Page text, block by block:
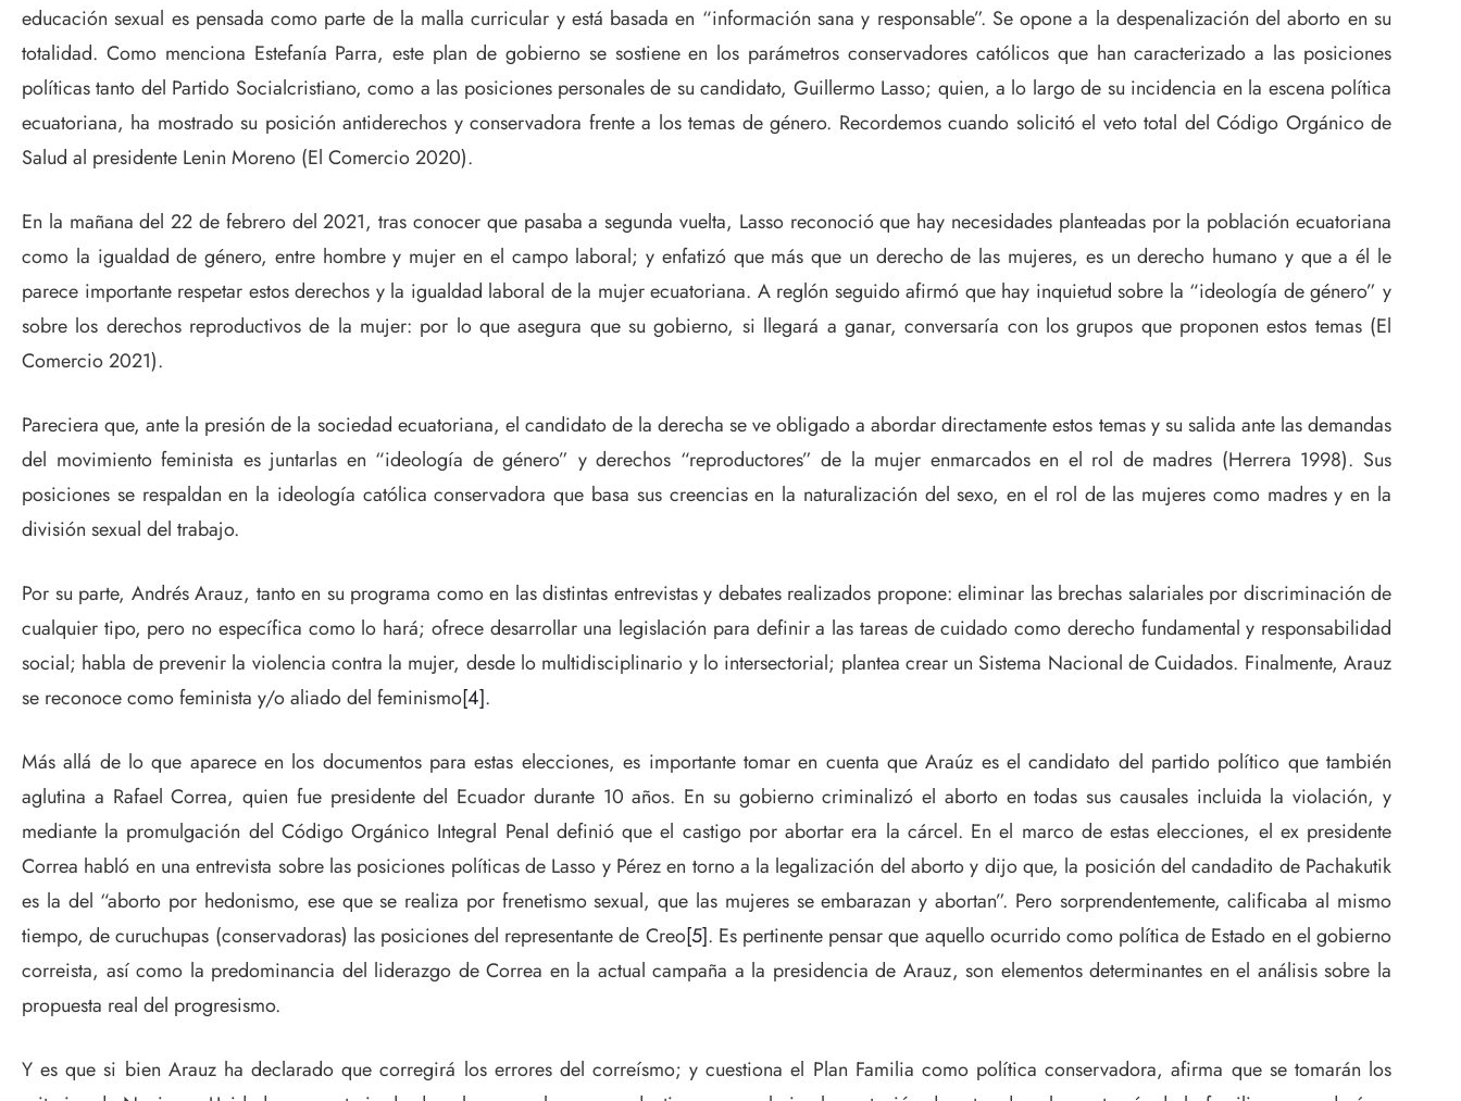
educación sexual es pensada como parte de la malla curricular y está basada en “información sana y responsable”. Se opone a la despenalización del aborto en su
totalidad. Como menciona Estefanía Parra, este plan de gobierno se sostiene en los parámetros conservadores católicos que han caracterizado a las posiciones
políticas tanto del Partido Socialcristiano, como a las posiciones personales de su candidato, Guillermo Lasso; quien, a lo largo de su incidencia en la escena política
ecuatoriana, ha mostrado su posición antiderechos y conservadora frente a los temas de género. Recordemos cuando solicitó el veto total del Código Orgánico de
Salud al presidente Lenin Moreno (El Comercio 2020).
En la mañana del 22 de febrero del 2021, tras conocer que pasaba a segunda vuelta, Lasso reconoció que hay necesidades planteadas por la población ecuatoriana
como la igualdad de género, entre hombre y mujer en el campo laboral; y enfatizó que más que un derecho de las mujeres, es un derecho humano y que a él le
parece importante respetar estos derechos y la igualdad laboral de la mujer ecuatoriana. A reglón seguido afirmó que hay inquietud sobre la “ideología de género” y
sobre los derechos reproductivos de la mujer: por lo que asegura que su gobierno, si llegará a ganar, conversaría con los grupos que proponen estos temas (El
Comercio 2021).
Pareciera que, ante la presión de la sociedad ecuatoriana, el candidato de la derecha se ve obligado a abordar directamente estos temas y su salida ante las demandas
del movimiento feminista es juntarlas en “ideología de género” y derechos “reproductores” de la mujer enmarcados en el rol de madres (Herrera 1998). Sus
posiciones se respaldan en la ideología católica conservadora que basa sus creencias en la naturalización del sexo, en el rol de las mujeres como madres y en la
división sexual del trabajo.
Por su parte, Andrés Arauz, tanto en su programa como en las distintas entrevistas y debates realizados propone: eliminar las brechas salariales por discriminación de
cualquier tipo, pero no específica como lo hará; ofrece desarrollar una legislación para definir a las tareas de cuidado como derecho fundamental y responsabilidad
social; habla de prevenir la violencia contra la mujer, desde lo multidisciplinario y lo intersectorial; plantea crear un Sistema Nacional de Cuidados. Finalmente, Arauz
se reconoce como feminista y/o aliado del feminismo[4].
Más allá de lo que aparece en los documentos para estas elecciones, es importante tomar en cuenta que Araúz es el candidato del partido político que también
aglutina a Rafael Correa, quien fue presidente del Ecuador durante 10 años. En su gobierno criminalizó el aborto en todas sus causales incluida la violación, y
mediante la promulgación del Código Orgánico Integral Penal definió que el castigo por abortar era la cárcel. En el marco de estas elecciones, el ex presidente
Correa habló en una entrevista sobre las posiciones políticas de Lasso y Pérez en torno a la legalización del aborto y dijo que, la posición del candadito de Pachakutik
es la del “aborto por hedonismo, ese que se realiza por frenetismo sexual, que las mujeres se embarazan y abortan”. Pero sorprendentemente, calificaba al mismo
tiempo, de curuchupas (conservadoras) las posiciones del representante de Creo[5]. Es pertinente pensar que aquello ocurrido como política de Estado en el gobierno
correista, así como la predominancia del liderazgo de Correa en la actual campaña a la presidencia de Arauz, son elementos determinantes en el análisis sobre la
propuesta real del progresismo.
Y es que si bien Arauz ha declarado que corregirá los errores del correísmo; y cuestiona el Plan Familia como política conservadora, afirma que se tomarán los